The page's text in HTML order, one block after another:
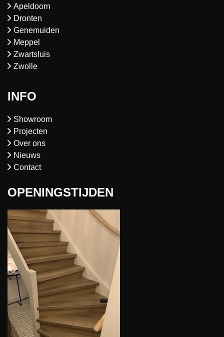
Apeldoorn
Dronten
Genemuiden
Meppel
Zwartsluis
Zwolle
INFO
Showroom
Projecten
Over ons
Nieuws
Contact
OPENINGSTIJDEN